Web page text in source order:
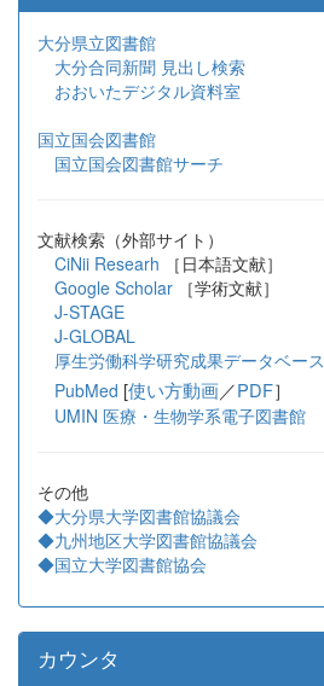
大分県立図書館
大分合同新聞 見出し検索
おおいたデジタル資料室
国立国会図書館
国立国会図書館サーチ
文献検索（外部サイト）
CiNii Researh ［日本語文献］
Google Scholar
［学術文献］
J-STAGE
J-GLOBAL
厚生労働科学研究成果データベース
PubMed [使い方動画／PDF］
UMIN 医療・生物学系電子図書館
その他
◆大分県大学図書館協議会
◆九州地区大学図書館協議会
◆国立大学図書館協会
カウンタ